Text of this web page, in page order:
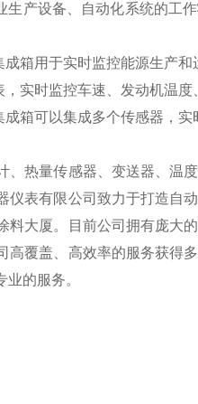
产设备、自动化系统的工
箱用于实时监控能源生产和
实时监控车速、发动机温度
箱可以集成多个传感器，实
热量传感器、变送器、温
表有限公司致力于打造自
大厦。目前公司拥有庞大
覆盖、高效率的服务获得
的服务。